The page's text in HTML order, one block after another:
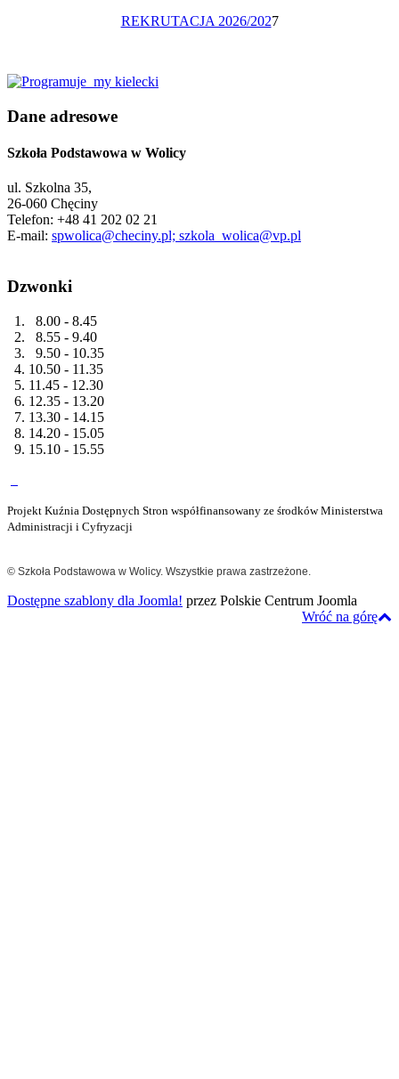
REKRUTACJA 2026/2027
Dane adresowe
Szkoła Podstawowa w Wolicy
ul. Szkolna 35,
26-060 Chęciny
Telefon: +48 41 202 02 21
E-mail: spwolica@checiny.pl; szkola_wolica@vp.pl
Dzwonki
1. 8.00 - 8.45
2. 8.55 - 9.40
3. 9.50 - 10.35
4. 10.50 - 11.35
5. 11.45 - 12.30
6. 12.35 - 13.20
7. 13.30 - 14.15
8. 14.20 - 15.05
9. 15.10 - 15.55
Projekt Kuźnia Dostępnych Stron współfinansowany ze środków Ministerstwa
Administracji i Cyfryzacji
© Szkoła Podstawowa w Wolicy. Wszystkie prawa zastrzeżone.
Dostępne szablony dla Joomla! przez Polskie Centrum Joomla
Wróć na górę